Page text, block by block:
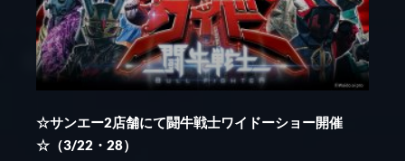
☆サンエー2店舗にて闘牛戦士ワイドーショー開催
☆（3/22・28）